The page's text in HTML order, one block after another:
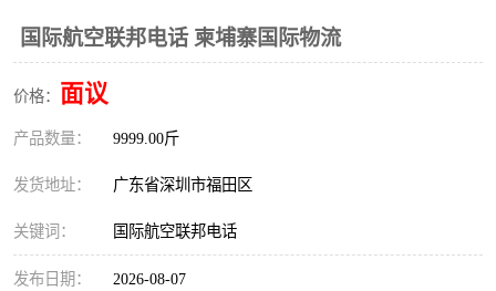
国际航空联邦电话 柬埔寨国际物流
价格： 面议
产品数量： 9999.00斤
发货地址： 广东省深圳市福田区
关键词： 国际航空联邦电话
发布日期： 2026-08-07